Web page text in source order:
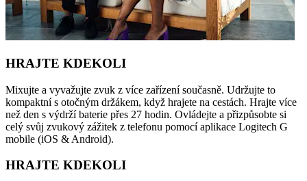
HRAJTE KDEKOLI
Mixujte a vyvažujte zvuk z více zařízení současně. Udržujte to
kompaktní s otočným držákem, když hrajete na cestách. Hrajte více
než den s výdrží baterie přes 27 hodin. Ovládejte a přizpůsobte si
celý svůj zvukový zážitek z telefonu pomocí aplikace Logitech G
mobile (iOS & Android).
HRAJTE KDEKOLI